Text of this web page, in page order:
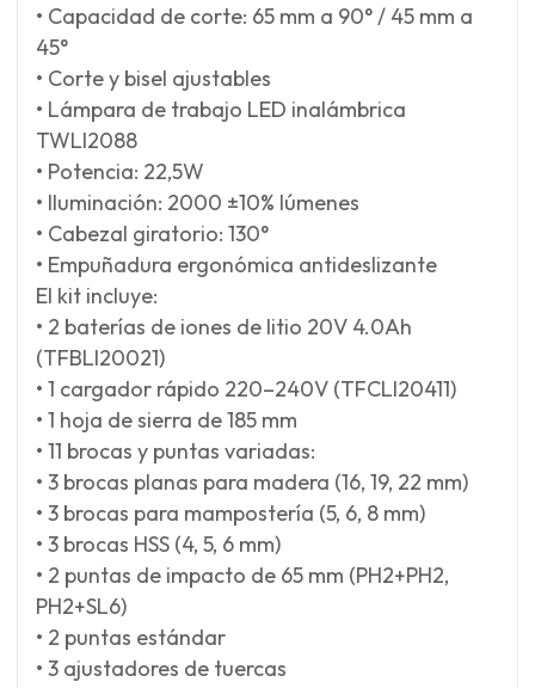
• Capacidad de corte: 65 mm a 90° / 45 mm a
45°
• Corte y bisel ajustables
• Lámpara de trabajo LED inalámbrica
TWLI2088
• Potencia: 22,5W
• Iluminación: 2000 ±10% lúmenes
• Cabezal giratorio: 130°
• Empuñadura ergonómica antideslizante
El kit incluye:
• 2 baterías de iones de litio 20V 4.0Ah
(TFBLI20021)
• 1 cargador rápido 220–240V (TFCLI20411)
• 1 hoja de sierra de 185 mm
• 11 brocas y puntas variadas:
• 3 brocas planas para madera (16, 19, 22 mm)
• 3 brocas para mampostería (5, 6, 8 mm)
• 3 brocas HSS (4, 5, 6 mm)
• 2 puntas de impacto de 65 mm (PH2+PH2,
PH2+SL6)
• 2 puntas estándar
• 3 ajustadores de tuercas